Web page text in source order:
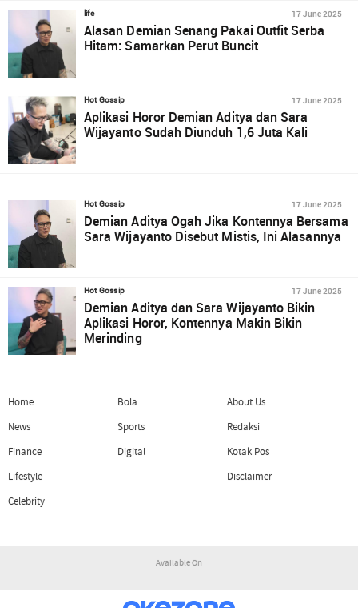
life 17 June 2025
Alasan Demian Senang Pakai Outfit Serba
Hitam: Samarkan Perut Buncit
Hot Gossip 17 June 2025
Aplikasi Horor Demian Aditya dan Sara
Wijayanto Sudah Diunduh 1,6 Juta Kali
Hot Gossip 17 June 2025
Demian Aditya Ogah Jika Kontennya Bersama
Sara Wijayanto Disebut Mistis, Ini Alasannya
Hot Gossip 17 June 2025
Demian Aditya dan Sara Wijayanto Bikin
Aplikasi Horor, Kontennya Makin Bikin
Merinding
Home
News
Finance
Lifestyle
Celebrity
Bola
Sports
Digital
About Us
Redaksi
Kotak Pos
Disclaimer
Available On